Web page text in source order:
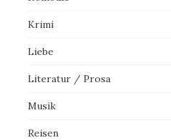
Krimi
Liebe
Literatur / Prosa
Musik
Reisen